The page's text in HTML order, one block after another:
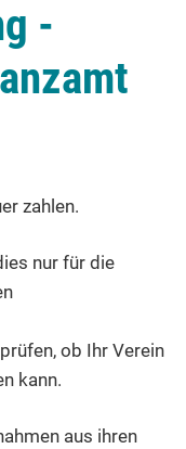
-
zahlen.
nur für die
ob Ihr Verein
kann.
aus ihren